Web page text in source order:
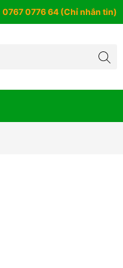
0767 0776 64 (Chỉ nhắn tin)